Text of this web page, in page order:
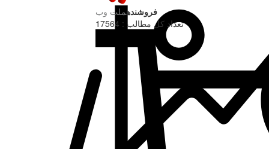
فروشندهملت وب
تعداد کل مطالب : 17564